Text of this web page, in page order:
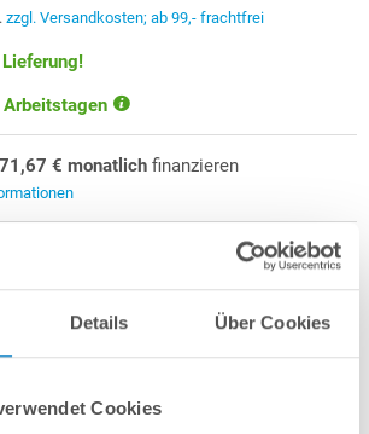
Details Über Cookies
Cookies
zzgl. Versandkosten; ab 99,- frachtfrei
€ monatlich finanzieren
POOLSANAHQ-Made in Germany-
2 Sitzborden + sehr passgenauer, grauer PVC-